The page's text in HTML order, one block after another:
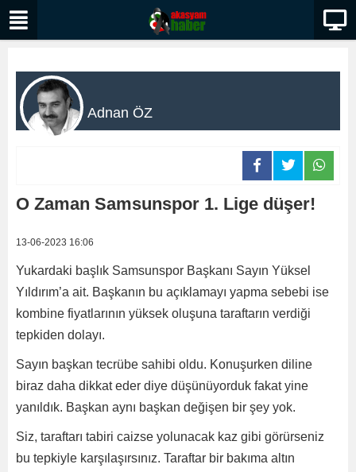
Adnan ÖZ
O Zaman Samsunspor 1. Lige düşer!
13-06-2023 16:06
Yukardaki başlık Samsunspor Başkanı Sayın Yüksel
Yıldırım’a ait. Başkanın bu açıklamayı yapma sebebi ise
kombine fiyatlarının yüksek oluşuna taraftarın verdiği
tepkiden dolayı.
Sayın başkan tecrübe sahibi oldu. Konuşurken diline
biraz daha dikkat eder diye düşünüyorduk fakat yine
yanıldık. Başkan aynı başkan değişen bir şey yok.
Siz, taraftarı tabiri caizse yolunacak kaz gibi görürseniz
bu tepkiyle karşılaşırsınız. Taraftar bir bakıma altın